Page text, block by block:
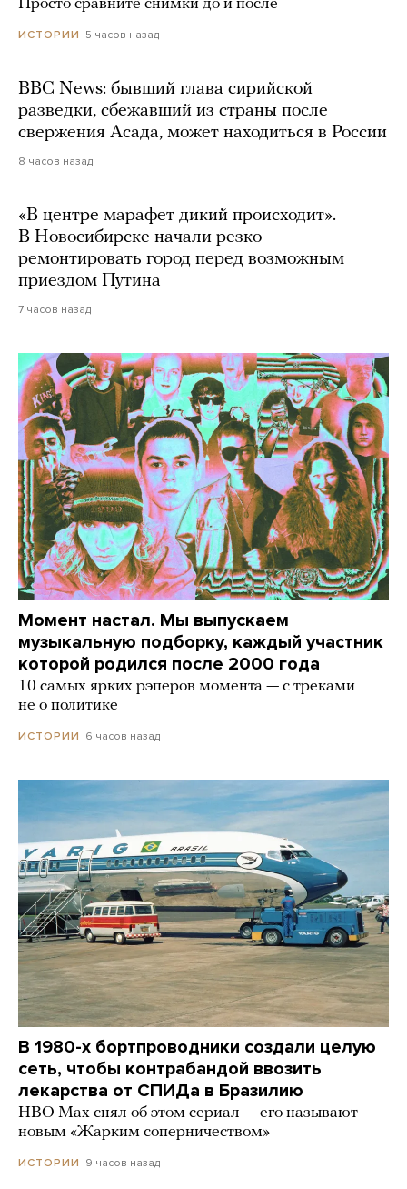
Просто сравните снимки до и после
ИСТОРИИ 5 часов назад
BBC News: бывший глава сирийской
разведки, сбежавший из страны после
свержения Асада, может находиться в России
8 часов назад
«В центре марафет дикий происходит».
В Новосибирске начали резко
ремонтировать город перед возможным
приездом Путина
7 часов назад
Момент настал. Мы выпускаем
музыкальную подборку, каждый участник
которой родился после 2000 года
10 самых ярких рэперов момента — с треками
не о политике
ИСТОРИИ 6 часов назад
В 1980-х бортпроводники создали целую
сеть, чтобы контрабандой ввозить
лекарства от СПИДа в Бразилию
HBO Max снял об этом сериал — его называют
новым «Жарким соперничеством»
ИСТОРИИ 9 часов назад